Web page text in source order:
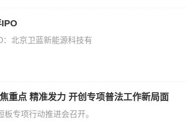
北京卫蓝新能源科技有
重点 精准发力 开创专项普法工作新局面
专项行动推进会召开。